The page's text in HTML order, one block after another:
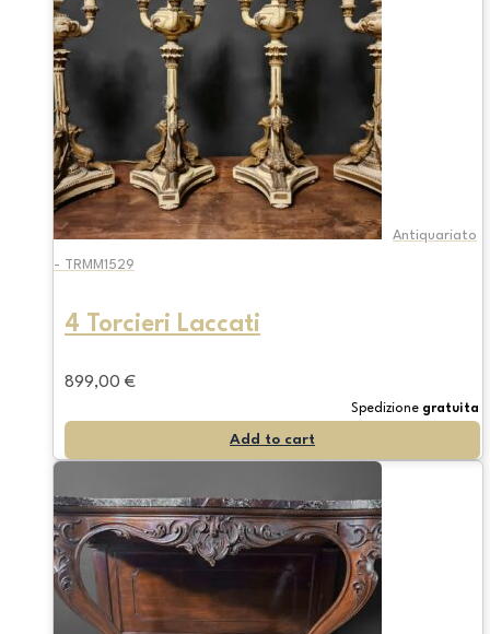
Antiquariato
- TRMM1529
4 Torcieri Laccati
899,00 €
Spedizione gratuita
Add to cart